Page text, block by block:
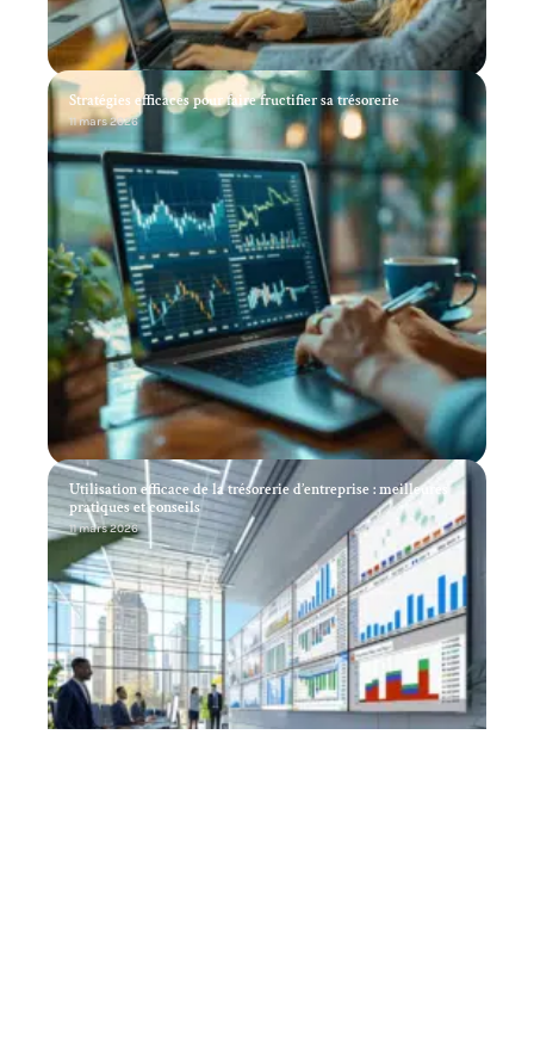
Stratégies efficaces pour faire fructifier sa trésorerie
11 mars 2026
Utilisation efficace de la trésorerie d’entreprise : meilleures
pratiques et conseils
11 mars 2026